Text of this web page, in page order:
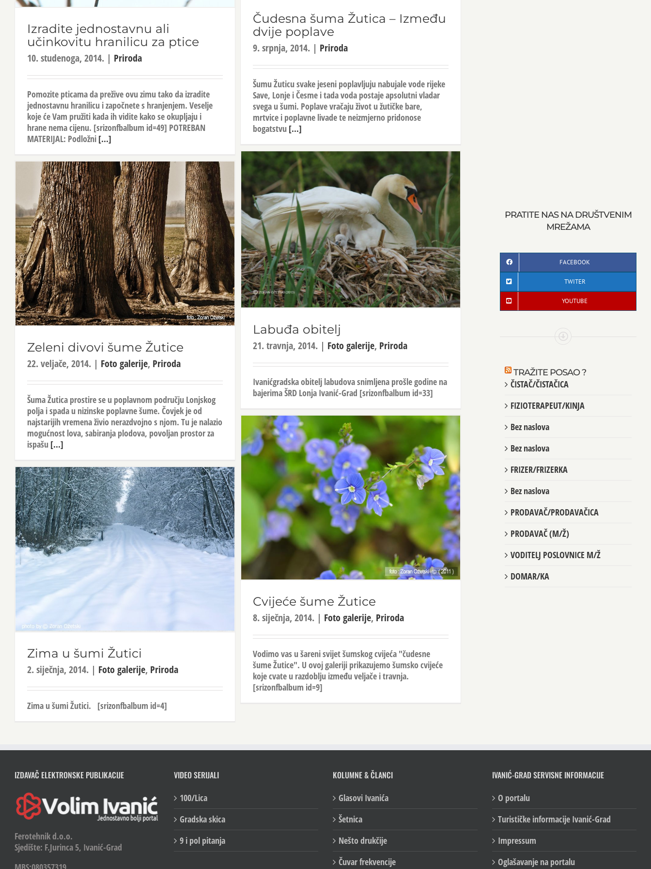
Izradite jednostavnu ali
učinkovitu hranilicu za ptice
10. studenoga, 2014. | Priroda
Pomozite pticama da prežive ovu zimu tako da izradite
jednostavnu hranilicu i započnete s hranjenjem. Veselje
koje će Vam pružiti kada ih vidite kako se okupljaju i
hrane nema cijenu. [srizonfbalbum id=49] POTREBAN
MATERIJAL: Podložni [...]
Čudesna šuma Žutica – Između
dvije poplave
9. srpnja, 2014. | Priroda
Šumu Žuticu svake jeseni poplavljuju nabujale vode rijeke
Save, Lonje i Česme i tada voda postaje apsolutni vladar
svega u šumi. Poplave vračaju život u žutičke bare,
mrtvice i poplavne livade te neizmjerno pridonose
bogatstvu [...]
Labuđa obitelj
21. travnja, 2014. | Foto galerije, Priroda
Ivanićgradska obitelj labudova snimljena prošle godine na
bajerima ŠRD Lonja Ivanić-Grad [srizonfbalbum id=33]
Zeleni divovi šume Žutice
22. veljače, 2014. | Foto galerije, Priroda
Šuma Žutica prostire se u poplavnom području Lonjskog
polja i spada u nizinske poplavne šume. Čovjek je od
najstarijih vremena živio nerazdvojno s njom. Tu je nalazio
mogućnost lova, sabiranja plodova, povoljan prostor za
ispašu [...]
Cvijeće šume Žutice
8. siječnja, 2014. | Foto galerije, Priroda
Vodimo vas u šareni svijet šumskog cvijeća "čudesne
šume Žutice". U ovoj galeriji prikazujemo šumsko cvijeće
koje cvate u razdoblju između veljače i travnja.
[srizonfbalbum id=9]
Zima u šumi Žutici
2. siječnja, 2014. | Foto galerije, Priroda
Zima u šumi Žutici. [srizonfbalbum id=4]
PRATITE NAS NA DRUŠTVENIM
MREŽAMA
FACEBOOK
TWITER
YOUTUBE
TRAŽITE POSAO ?
ČISTAČ/ČISTAČICA
FIZIOTERAPEUT/KINJA
Bez naslova
Bez naslova
FRIZER/FRIZERKA
Bez naslova
PRODAVAČ/PRODAVAČICA
PRODAVAČ (M/Ž)
VODITELJ POSLOVNICE M/Ž
DOMAR/KA
IZDAVAČ ELEKTRONSKE PUBLIKACIJE
Ferotehnik d.o.o.
Sjedište: F.Jurinca 5, Ivanić-Grad
VIDEO SERIJALI
100/Lica
Gradska skica
9 i pol pitanja
KOLUMNE & ČLANCI
Glasovi Ivanića
Šetnica
Nešto drukčije
Čuvar frekvencije
IVANIĆ-GRAD SERVISNE INFORMACIJE
O portalu
Turističke informacije Ivanić-Grad
Impressum
Oglašavanje na portalu